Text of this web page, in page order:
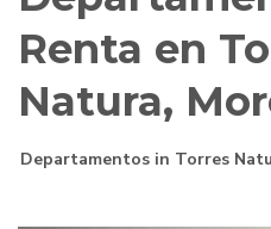
Renta en
Natura,
Departamentos in Torres